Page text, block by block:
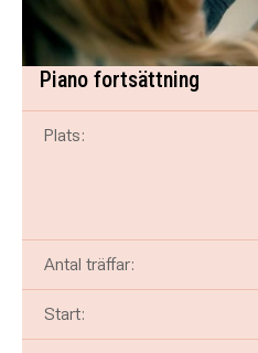
Piano fortsättning
Plats:
Antal träffar:
Start: